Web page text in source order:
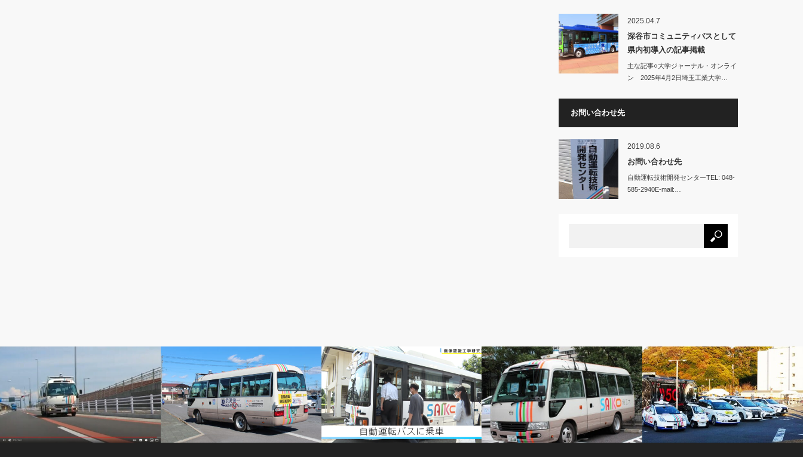
2025.04.7
深谷市コミュニティバスとして
県内初導入の記事掲載
主な記事○大学ジャーナル・オンライ
ン 2025年4月2日埼玉工業大学…
お問い合わせ先
2019.08.6
お問い合わせ先
自動運転技術開発センターTEL: 048-
585-2940E-mail:…